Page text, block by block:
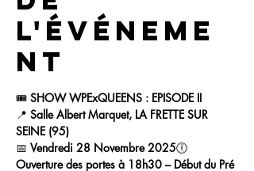
l'événeme
nt
🎟 SHOW WPExQUEENS : EPISODE II
📍 Salle Albert Marquet, LA FRETTE SUR
SEINE (95)
📅 Vendredi 28 Novembre 2025🕕
Ouverture des portes à 18h30 – Début du Pré